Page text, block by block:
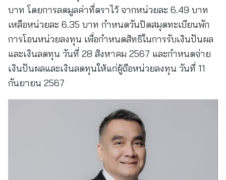
บาท โดยการลดมูลค่าที่ตราไว้ จากหน่วยละ 6.49 บาท
เหลือหน่วยละ 6.35 บาท กำหนดวันปิดสมุดทะเบียนพัก
การโอนหน่วยลงทุน เพื่อกำหนดสิทธิในการรับเงินปันผล
และเงินลดทุน วันที่ 28 สิงหาคม 2567 และกำหนดจ่าย
เงินปันผลและเงินลดทุนให้แก่ผู้ถือหน่วยลงทุน วันที่ 11
กันยายน 2567